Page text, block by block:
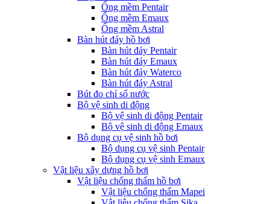
Ống mềm Pentair
Ống mềm Emaux
Ống mềm Astral
Bàn hút đáy hồ bơi
Bàn hút đáy Pentair
Bàn hút đáy Emaux
Bàn hút đáy Waterco
Bàn hút đáy Astral
Bút đo chỉ số nước
Bộ vệ sinh di động
Bộ vệ sinh di động Pentair
Bộ vệ sinh di động Emaux
Bộ dụng cụ vệ sinh hồ bơi
Bộ dụng cụ vệ sinh Pentair
Bộ dụng cụ vệ sinh Emaux
Vật liệu xây dựng hồ bơi
Vật liệu chống thấm hồ bơi
Vật liệu chống thấm Mapei